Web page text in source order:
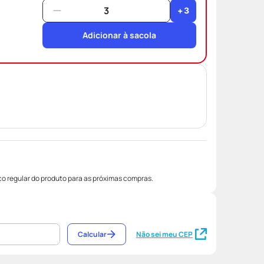
+3
Adicionar à sacola
regular do produto para as próximas compras.
Não sei meu CEP
Calcular